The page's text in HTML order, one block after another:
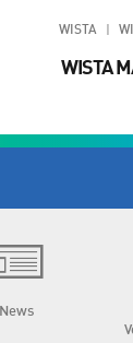
WISTA
WISTA
News